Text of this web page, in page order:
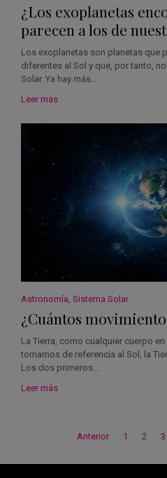
¿Los exoplanetas
parecen a los de
Los exoplanetas son planetas que
diferentes al Sol y que, por tanto,
Solar. Ya hay más…
Leer más
Astronomía, Sistema Solar
¿Cuántos
La Tierra, como cualquier cuerpo
tomamos de referencia al Sol, la
Los dos primeros…
Leer más
Anterior 1 2 3